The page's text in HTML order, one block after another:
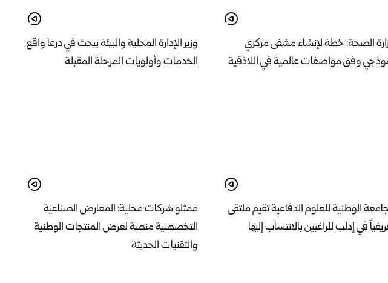
الصحة: خطة لإنشاء مشفى مركزي
وفق مواصفات عالمية في اللاذقية
وزير الإدارة المحلية والبيئة يبحث في درعا واقع
الخدمات وأولويات المرحلة المقبلة
الوطنية للعلوم الدفاعية تقيم ملتقى
في إدلب للراغبين بالانتساب إليها
ممثلو شركات محلية: المعارض الصناعية
التخصصية منصة لعرض المنتجات الوطنية
والتقنيات الحديثة